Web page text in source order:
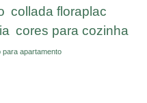
collada floraplac
cores para cozinha
para apartamento